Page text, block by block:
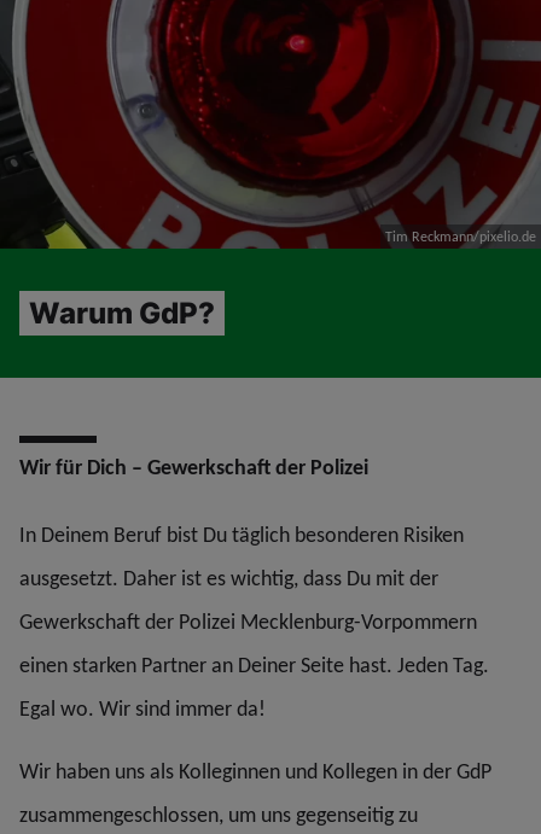
Tim Reckmann/pixelio.de
Warum GdP?
Wir für Dich – Gewerkschaft der Polizei
In Deinem Beruf bist Du täglich besonderen Risiken
ausgesetzt. Daher ist es wichtig, dass Du mit der
Gewerkschaft der Polizei Mecklenburg-Vorpommern
einen starken Partner an Deiner Seite hast. Jeden Tag.
Egal wo. Wir sind immer da!
Wir haben uns als Kolleginnen und Kollegen in der GdP
zusammengeschlossen, um uns gegenseitig zu